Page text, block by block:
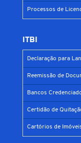
Processos de
ITBI
Declaração para
Reemissão de
Bancos
Certidão de
Cartórios de